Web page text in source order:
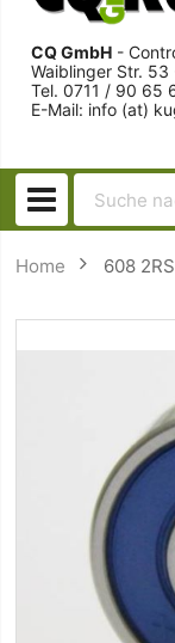
CQ GmbH -
Waiblinger Str.
Tel. 0711 / 90 65
E-Mail: info (at)
Home 608